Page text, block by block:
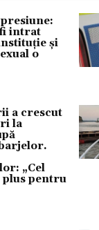
intrat
și
o
a crescut
la
„Cel
pentru